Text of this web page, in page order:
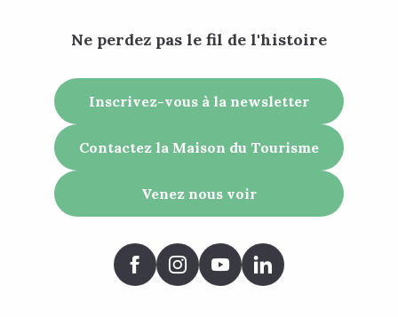
Ne perdez pas le fil de l'histoire
Inscrivez-vous à la newsletter
Contactez la Maison du Tourisme
Venez nous voir